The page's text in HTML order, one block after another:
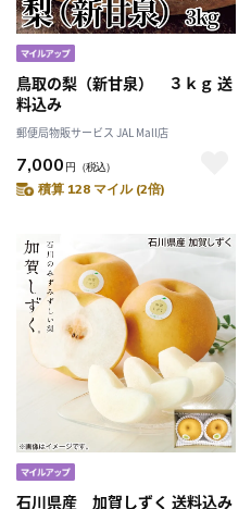
鳥取の梨（新甘泉） ３ｋｇ 送
料込み
郵便局物販サービス JAL Mall店
7,000 円 （税込）
積算 128 マイル (2倍)
石川県産 加賀しずく 送料込み